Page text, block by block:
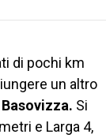
di pochi km
un altro
Si
e Larga 4,